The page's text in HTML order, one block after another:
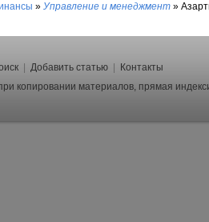
» Управление и менеджмент »
Добавить статью
Контакты
копировании материалов, прямая